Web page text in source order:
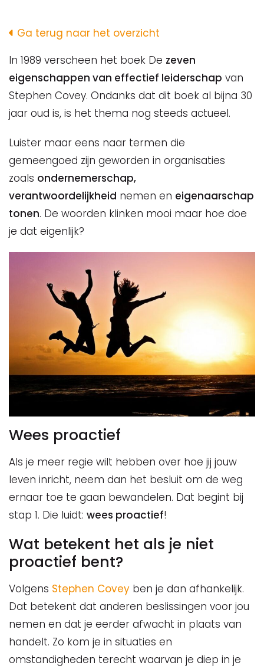
Ga terug naar het overzicht
In 1989 verscheen het boek De zeven
eigenschappen van effectief leiderschap van
Stephen Covey. Ondanks dat dit boek al bijna 30
jaar oud is, is het thema nog steeds actueel.
Luister maar eens naar termen die
gemeengoed zijn geworden in organisaties
zoals ondernemerschap,
verantwoordelijkheid nemen en eigenaarschap
tonen. De woorden klinken mooi maar hoe doe
je dat eigenlijk?
Wees proactief
Als je meer regie wilt hebben over hoe jij jouw
leven inricht, neem dan het besluit om de weg
ernaar toe te gaan bewandelen. Dat begint bij
stap 1. Die luidt: wees proactief!
Wat betekent het als je niet
proactief bent?
Volgens Stephen Covey ben je dan afhankelijk.
Dat betekent dat anderen beslissingen voor jou
nemen en dat je eerder afwacht in plaats van
handelt. Zo kom je in situaties en
omstandigheden terecht waarvan je diep in je